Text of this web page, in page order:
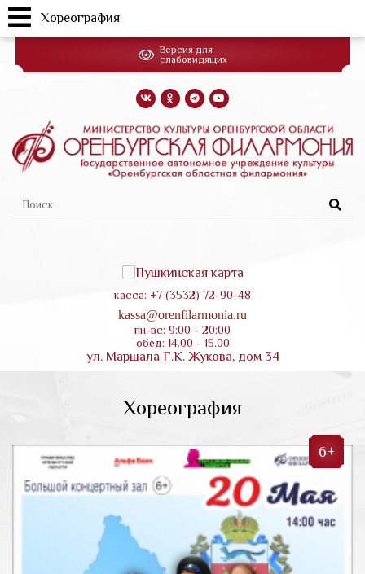
Перейти
основному
Форма
поиска
касса: +7 (3532) 72-90-48
kassa@orenfilarmonia.ru
пн-вс: 9:00 - 20:00
обед: 14.00 - 15.00
ул. Маршала Г.К. Жукова, дом 34
Версия для
слабовидящих
Хореография
6+
Хореография